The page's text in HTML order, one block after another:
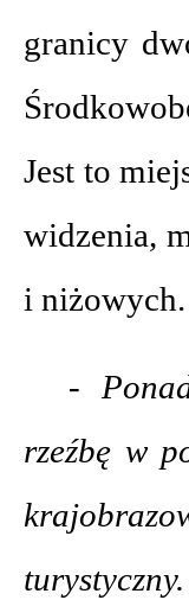
granicy
Jest to
widzenia,
i niżowych.
-
rzeźbę w